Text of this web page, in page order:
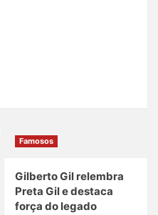
Famosos
Gilberto Gil relembra
Preta Gil e destaca
força do legado